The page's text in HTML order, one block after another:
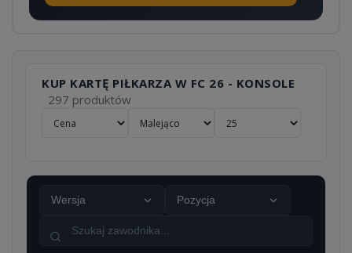
KUP KARTĘ PIŁKARZA W FC 26 - KONSOLE
297 produktów
Wersja Pozycja